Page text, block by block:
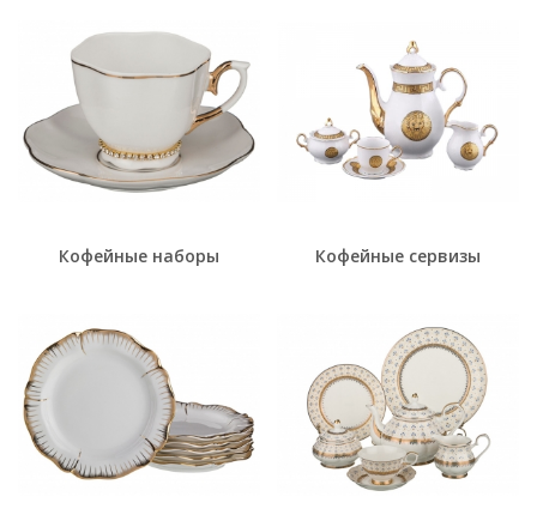
Кофейные наборы Кофейные сервизы